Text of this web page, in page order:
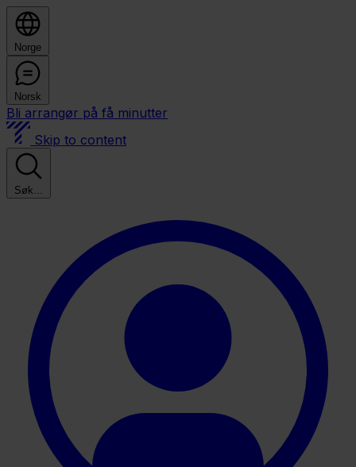
Norge
Norsk
Bli arrangør på få minutter
Skip to content
Søk...